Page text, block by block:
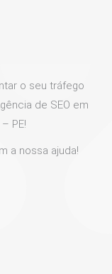
o seu tráfego
de SEO em
PE!
a nossa ajuda!